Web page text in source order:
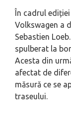
În cadrul
Volkswagen a
Sebastien
spulberat la
Acesta din
afectat de
măsură ce se
traseului.